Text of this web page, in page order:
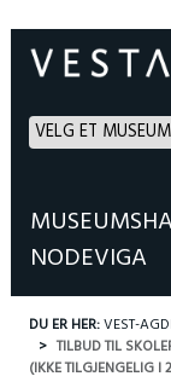
VELG ET MUSEUM
NODEVIGA
DU ER HER:VEST-
TILBUD TIL
(IKKE TILGJENGELIG I